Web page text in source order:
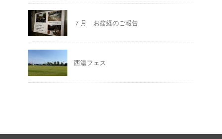
７月 お盆経のご報告
西濃フェス